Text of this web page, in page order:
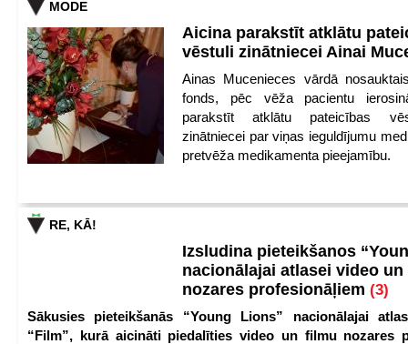
MODE
Aicina parakstīt atklātu
vēstuli zinātniecei Ainai
Ainas Mucenieces vārdā
fonds, pēc vēža pacientu
parakstīt atklātu pateicības
zinātniecei par viņas ieguldījumu
pretvēža medikamenta pieejamību.
RE, KĀ!
Izsludina pieteikšanos
nacionālajai atlasei video
nozares profesionāļiem (3)
Sākusies pieteikšanās “Young Lions” nacionālajai
“Film”, kurā aicināti piedalīties video un filmu nozares